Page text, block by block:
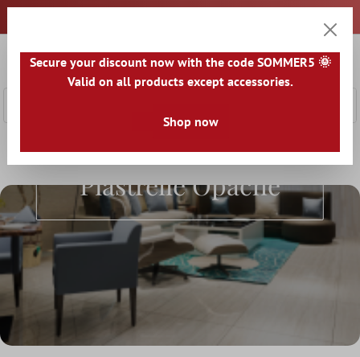
Home Pavimenti Superficie Piastrelle Opache
Piastrelle Opache
Secure your discount now with the code SOMMER5 🌞
Valid on all products except accessories.
Shop now